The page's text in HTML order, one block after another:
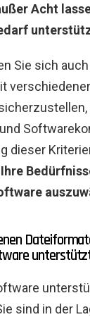
Acht
Sie sich
dieser
sind in der